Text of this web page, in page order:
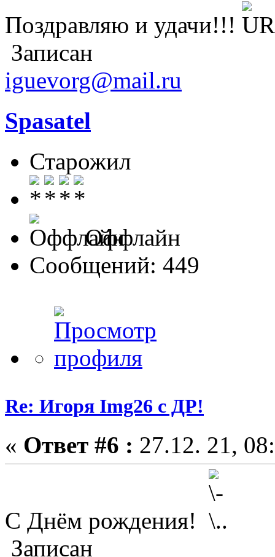
Поздравляю и удачи!!!
Записан
iguevorg@mail.ru
Spasatel
Старожил
Оффлайн
Сообщений: 449
Re: Игоря Img26 с ДР!
« Ответ #6 : 27.12. 21,
С Днём рождения!
Записан